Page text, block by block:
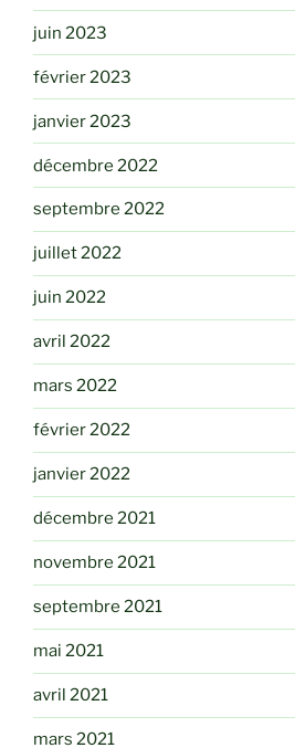
juin 2023
février 2023
janvier 2023
décembre 2022
septembre 2022
juillet 2022
juin 2022
avril 2022
mars 2022
février 2022
janvier 2022
décembre 2021
novembre 2021
septembre 2021
mai 2021
avril 2021
mars 2021